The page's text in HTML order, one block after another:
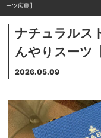
ーツ広島】
ナチュラルス
んやりスーツ
2026.05.09